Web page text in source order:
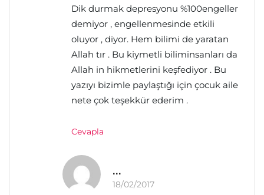
Dik durmak depresyonu %100engeller
demiyor , engellenmesinde etkili
oluyor , diyor. Hem bilimi de yaratan
Allah tır . Bu kiymetli biliminsanları da
Allah in hikmetlerini keşfediyor . Bu
yazıyı bizimle paylaştığı için çocuk aile
nete çok teşekkür ederim .
Cevapla
...
18/02/2017